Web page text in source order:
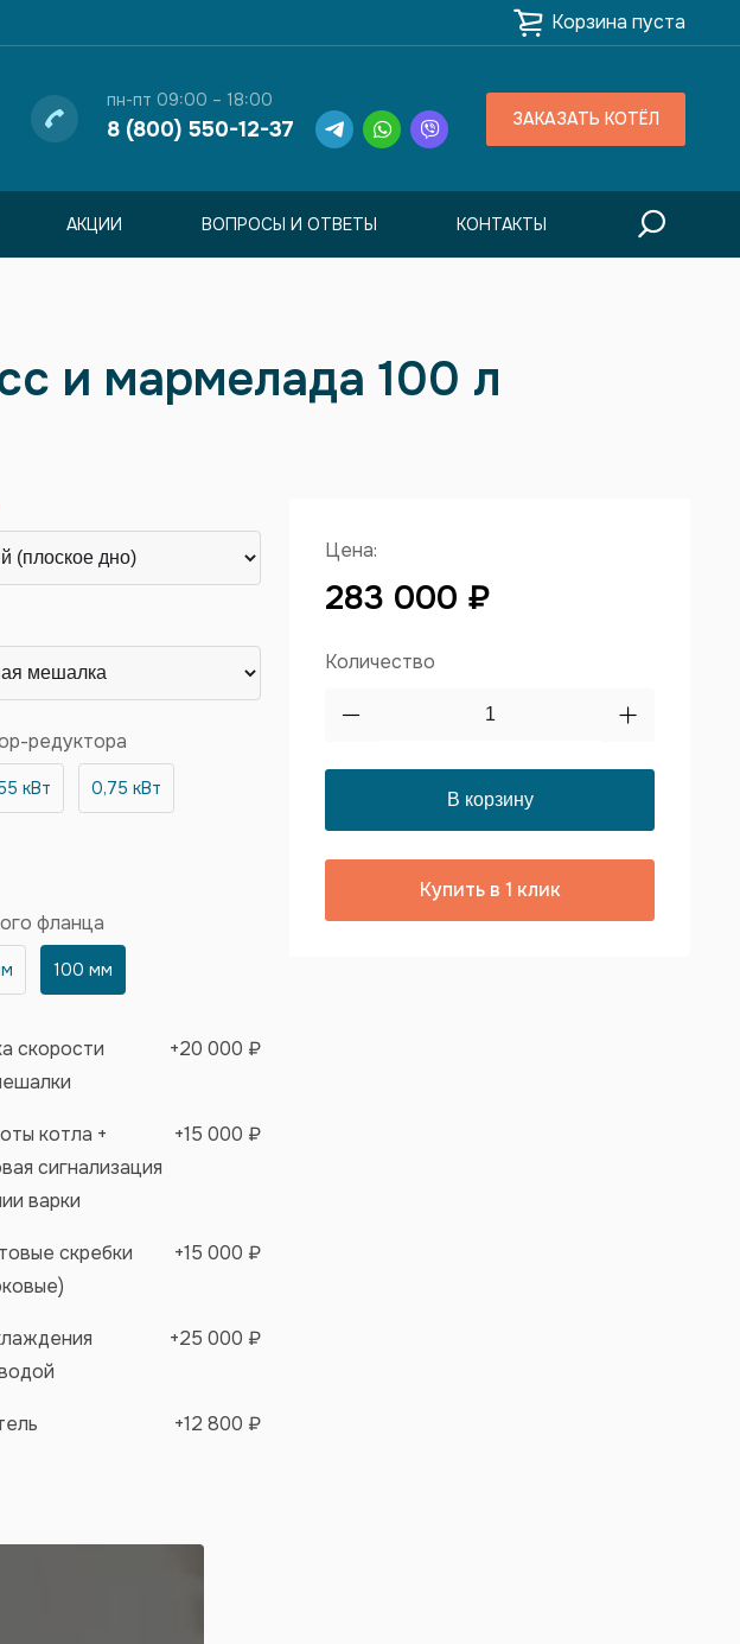
Корзина пуста
8 (800) 550-12-37
пн-пт 09:00 – 18:00
ЗАКАЗАТЬ КОТЁЛ
АКЦИИ ВОПРОСЫ И ОТВЕТЫ КОНТАКТЫ
и мармелада 100 л
редуктора
кВт 0,75 кВт
фланца
100 мм
скорости
+20 000 ₽
котла +
сигнализация
варки
+15 000 ₽
скребки
+15 000 ₽
+25 000 ₽
+12 800 ₽
Цена:
283 000 ₽
Количество
Купить в 1 клик